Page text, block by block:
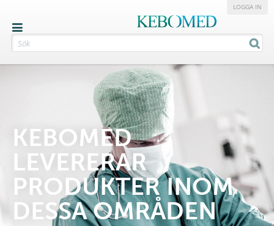
LOGGA IN
KEBOMED
LEVERERAR
PRODUKTER INOM
DESSA OMRÅDEN